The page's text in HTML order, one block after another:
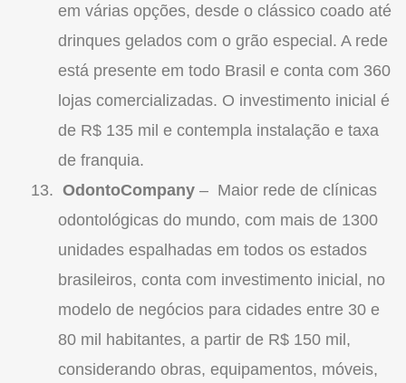
em várias opções, desde o clássico coado até
drinques gelados com o grão especial. A rede
está presente em todo Brasil e conta com 360
lojas comercializadas. O investimento inicial é
de R$ 135 mil e contempla instalação e taxa
de franquia.
OdontoCompany – Maior rede de clínicas
odontológicas do mundo, com mais de 1300
unidades espalhadas em todos os estados
brasileiros, conta com investimento inicial, no
modelo de negócios para cidades entre 30 e
80 mil habitantes, a partir de R$ 150 mil,
considerando obras, equipamentos, móveis,